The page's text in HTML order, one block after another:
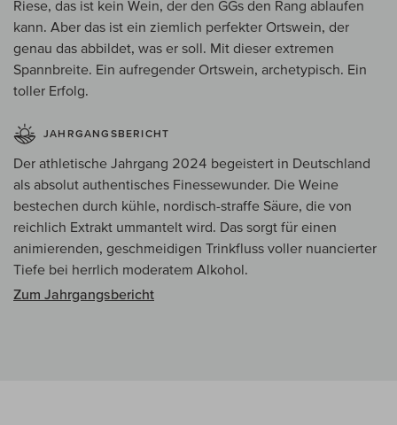
Riese, das ist kein Wein, der den GGs den Rang ablaufen
kann. Aber das ist ein ziemlich perfekter Ortswein, der
genau das abbildet, was er soll. Mit dieser extremen
Spannbreite. Ein aufregender Ortswein, archetypisch. Ein
toller Erfolg.
JAHRGANGSBERICHT
Der athletische Jahrgang 2024 begeistert in Deutschland
als absolut authentisches Finessewunder. Die Weine
bestechen durch kühle, nordisch-straffe Säure, die von
reichlich Extrakt ummantelt wird. Das sorgt für einen
animierenden, geschmeidigen Trinkfluss voller nuancierter
Tiefe bei herrlich moderatem Alkohol.
Zum Jahrgangsbericht